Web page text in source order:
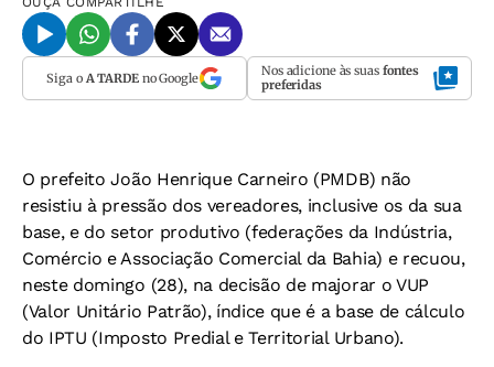
Siga o A TARDEno Google Nos adicione às suas fontes
preferidas
O prefeito João Henrique Carneiro (PMDB) não
resistiu à pressão dos vereadores, inclusive os da sua
base, e do setor produtivo (federações da Indústria,
Comércio e Associação Comercial da Bahia) e recuou,
neste domingo (28), na decisão de majorar o VUP
(Valor Unitário Patrão), índice que é a base de cálculo
do IPTU (Imposto Predial e Territorial Urbano).